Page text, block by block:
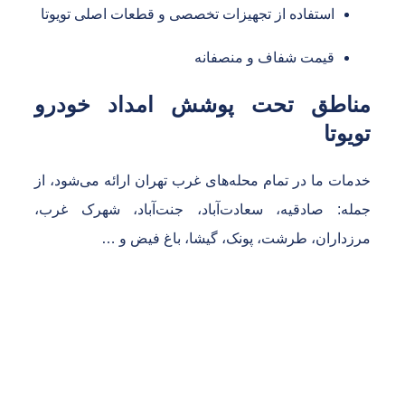
استفاده از تجهیزات تخصصی و قطعات اصلی تویوتا
قیمت شفاف و منصفانه
تحت پوشش امداد خودرو
ما در تمام محله‌های غرب تهران ارائه می‌شود، از
صادقیه، سعادت‌آباد، جنت‌آباد، شهرک غرب،
طرشت، پونک، گیشا، باغ فیض و …